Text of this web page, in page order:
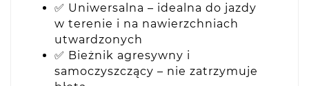
✅ Uniwersalna – idealna do jazdy
w terenie i na nawierzchniach
utwardzonych
✅ Bieżnik agresywny i
samoczyszczący – nie zatrzymuje